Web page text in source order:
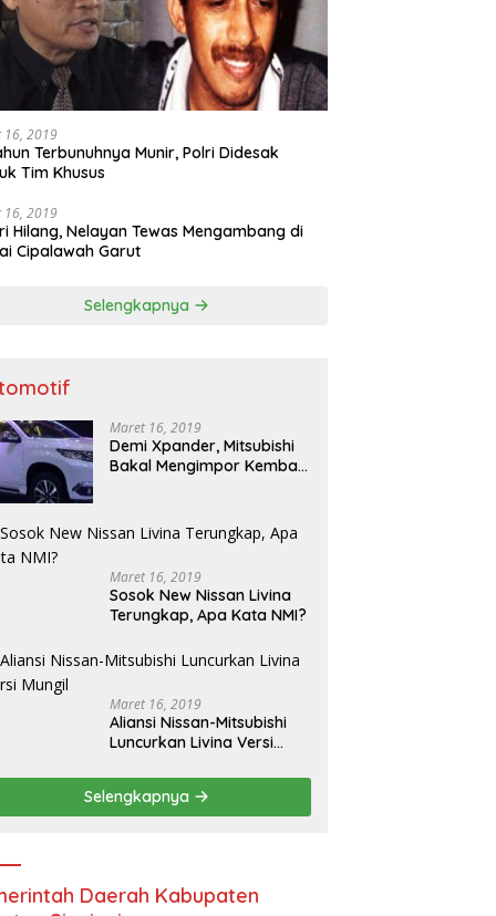
16, 2019
Terbunuhnya Munir, Polri Didesak
Tim Khusus
16, 2019
Hilang, Nelayan Tewas Mengambang di
Cipalawah Garut
Selengkapnya
Maret 16, 2019
Demi Xpander, Mitsubishi
Bakal Mengimpor Kembali
Maret 16, 2019
Sosok New Nissan Livina
Terungkap, Apa Kata NMI?
Maret 16, 2019
Aliansi Nissan-Mitsubishi
Luncurkan Livina Versi
Selengkapnya
Daerah Kabupaten